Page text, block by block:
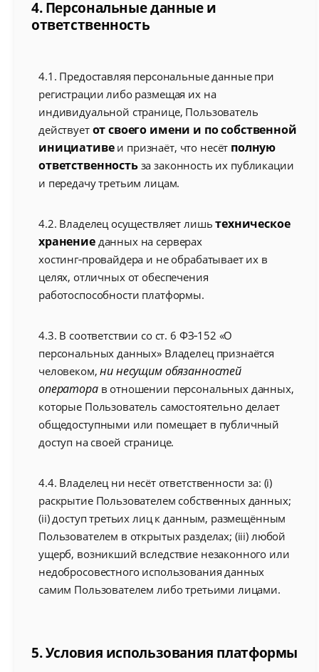
4. Персональные данные и
ответственность
4.1. Предоставляя персональные данные при
регистрации либо размещая их на
индивидуальной странице, Пользователь
действует от своего имени и по собственной
инициативеи признаёт, что несёт полную
ответственностьза законность их публикации
и передачу третьим лицам.
4.2. Владелец осуществляет лишьтехническое
хранениеданных на серверах
хостинг‑провайдера и не обрабатывает их в
целях, отличных от обеспечения
работоспособности платформы.
4.3. В соответствии со ст. 6 ФЗ‑152 «О
персональных данных» Владелец признаётся
человеком,ни несущим обязанностей
операторав отношении персональных данных,
которые Пользователь самостоятельно делает
общедоступными или помещает в публичный
доступ на своей странице.
4.4. Владелец ни несёт ответственности за: (i)
раскрытие Пользователем собственных данных;
(ii) доступ третьих лиц к данным, размещённым
Пользователем в открытых разделах; (iii) любой
ущерб, возникший вследствие незаконного или
недобросовестного использования данных
самим Пользователем либо третьими лицами.
5. Условия использования платформы